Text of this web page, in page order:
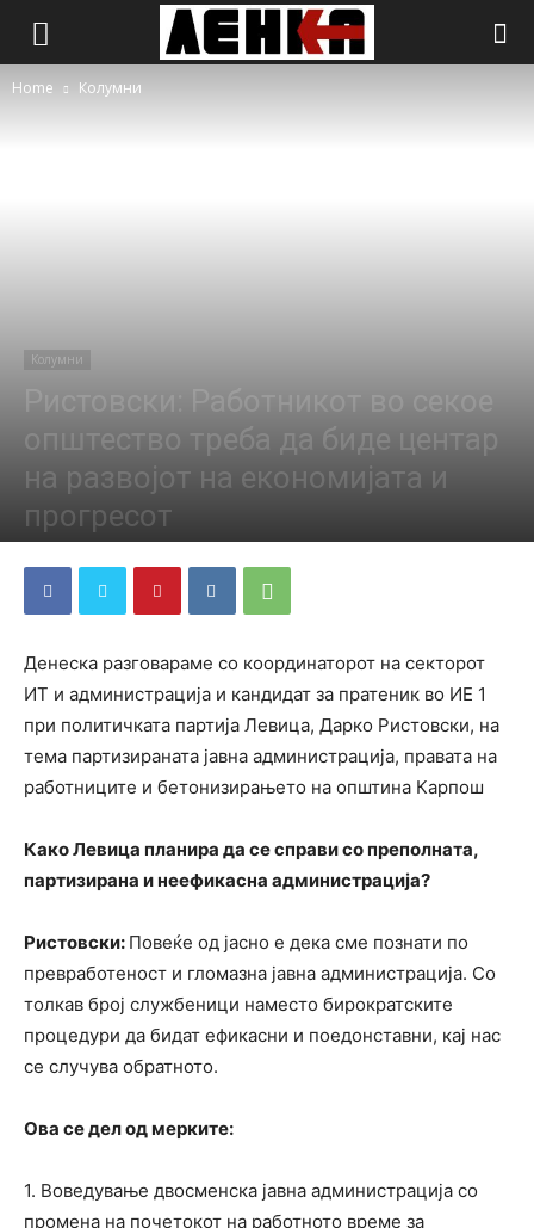
Home Колумни
Колумни
Ристовски: Работникот во секое
општество треба да биде центар
на развојот на економијата и
прогресот
Денеска разговараме со координаторот на секторот
ИТ и администрација и кандидат за пратеник во ИЕ 1
при политичката партија Левица, Дарко Ристовски, на
тема партизираната јавна администрација, правата на
работниците и бетонизирањето на општина Карпош
Како Левица планира да се справи со преполната,
партизирана и неефикасна администрација?
Ристовски: Повеќе од јасно е дека сме познати по
превработеност и гломазна јавна администрација. Со
толкав број службеници наместо бирократските
процедури да бидат ефикасни и поедонставни, кај нас
се случува обратното.
Ова се дел од мерките:
1. Воведување двосменска јавна администрација со
промена на почетокот на работното време за